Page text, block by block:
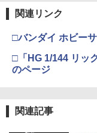
関連リンク
□バンダイ ホビー
□「HG 1/144 リッ
のページ
関連記事